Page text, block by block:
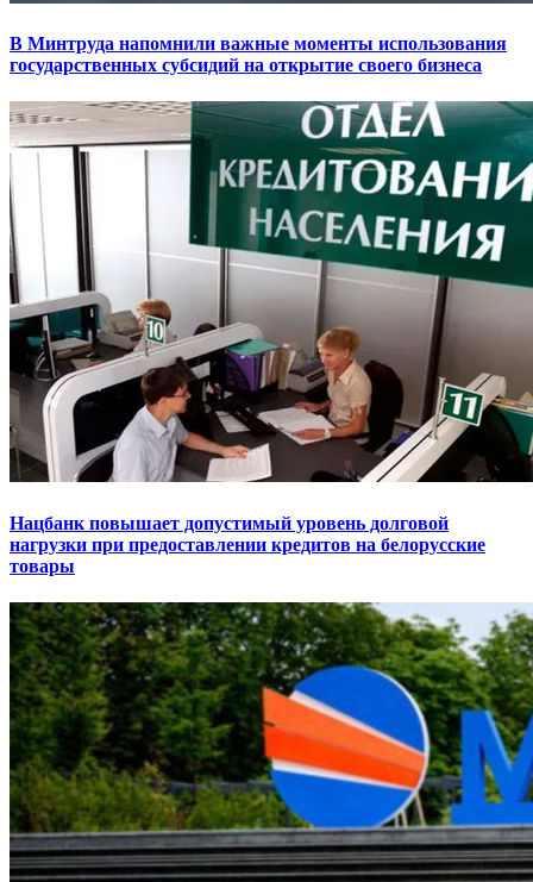
В Минтруда напомнили важные моменты использования
государственных субсидий на открытие своего бизнеса
Нацбанк повышает допустимый уровень долговой
нагрузки при предоставлении кредитов на белорусские
товары